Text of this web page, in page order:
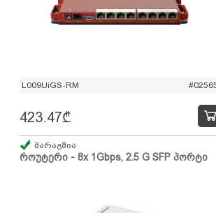
L009UiGS-RM
როუტერი - 8x 1Gbps, 2.5 G SFP პორტი
423.47₾
მარაგშია